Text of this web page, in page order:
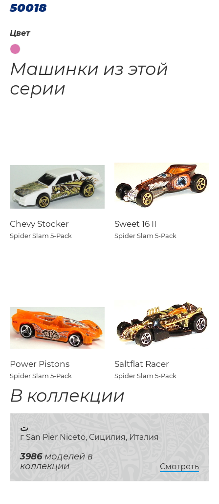
50018
Цвет
Машинки из этой
серии
Chevy Stocker
Spider Slam 5-Pack
Sweet 16 II
Spider Slam 5-Pack
Power Pistons
Spider Slam 5-Pack
Saltflat Racer
Spider Slam 5-Pack
В коллекции
ت
г San Pier Niceto, Сицилия, Италия
3986моделей в
коллекции
Смотреть